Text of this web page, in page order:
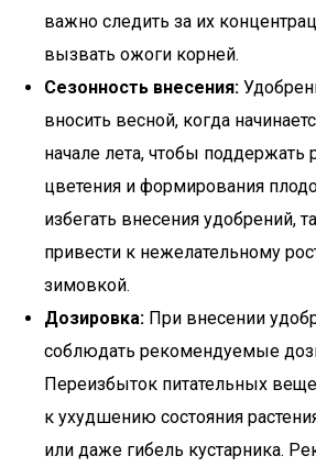
важно следить за их
вызвать ожоги корней.
Сезонность внесения:
вносить весной, когда
начале лета, чтобы поддержать
цветения и формирования
избегать внесения удобрений,
привести к нежелательному
зимовкой.
Дозировка: При внесении
соблюдать рекомендуемые
Переизбыток питательных
к ухудшению состояния
или даже гибель кустарника.